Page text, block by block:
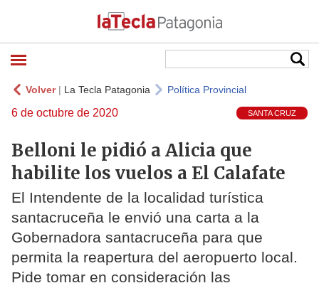
Volver| La Tecla Patagonia Política Provincial
6 de octubre de 2020 SANTA CRUZ
Belloni le pidió a Alicia que
habilite los vuelos a El Calafate
El Intendente de la localidad turística
santacruceña le envió una carta a la
Gobernadora santacruceña para que
permita la reapertura del aeropuerto local.
Pide tomar en consideración las